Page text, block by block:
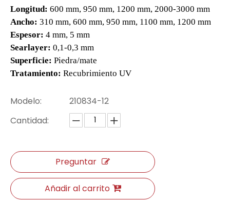
807-24 EIR Surface SPC Piso de tablón
Longitud: 600 mm, 950 mm, 1200 mm, 2000-3000 mm
Ancho: 310 mm, 600 mm, 950 mm, 1100 mm, 1200 mm
Espesor: 4 mm, 5 mm
Searlayer: 0,1-0,3 mm
Superficie: Piedra/mate
Tratamiento: Recubrimiento UV
Modelo:
210834-12
Cantidad:
Preguntar
Añadir al carrito